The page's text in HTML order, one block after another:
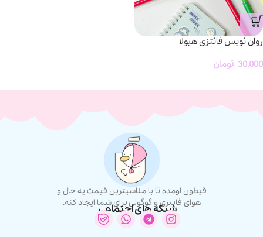
روان نویس فانتزی هیولا
30,000 تومان
قیطون اومده تا با مناسبترین قیمت یه حال و
هوای فانتزی و گوگولی برای شما ایجاد کنه.
شبکه های اجتماعی